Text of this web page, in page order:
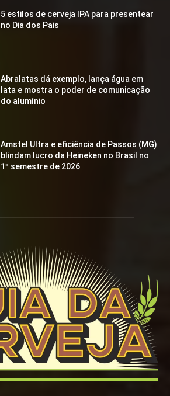
5 estilos de cerveja IPA para presentear
no Dia dos Pais
Abralatas dá exemplo, lança água em
lata e mostra o poder de comunicação
do alumínio
Amstel Ultra e eficiência de Passos (MG)
blindam lucro da Heineken no Brasil no
1º semestre de 2026